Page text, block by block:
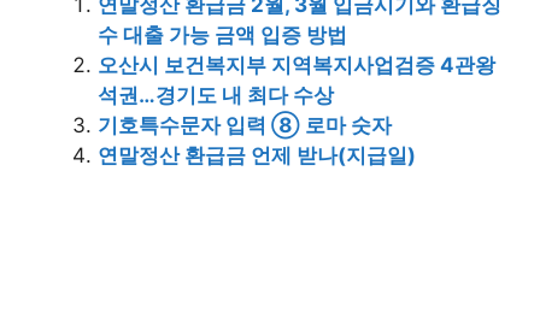
연말정산 환급금 2월, 3월 입금시기와 환급징
수 대출 가능 금액 입증 방법
오산시 보건복지부 지역복지사업검증 4관왕
석권…경기도 내 최다 수상
기호특수문자 입력 ⑧ 로마 숫자
연말정산 환급금 언제 받나(지급일)